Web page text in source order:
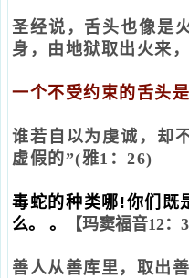
圣经说， 舌头也像是
身，由地狱取出火来
一个不受约束的舌头
谁若自以为虔诚，却
虚假的”(雅1：26)
毒蛇的种类哪!你们既
么。 。 【玛窦福音12：
善人从善库里，取出